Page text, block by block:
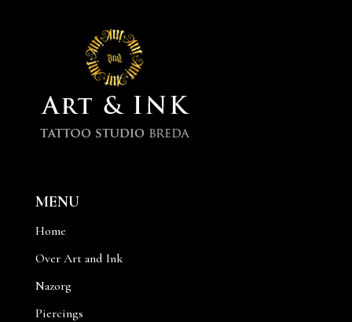
MENU
Home
Over Art and Ink
Nazorg
Piercings